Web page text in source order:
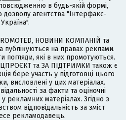
в будь-якій формі,
дозволу агентства "Інтерфакс-
Україна".
НОВИНИ КОМПАНІЙ та
на правах реклами.
погляди, які в них промотуються.
та ЗА ПІДТРИМКИ також є
бере участь у підготовці цього
висловлені у цих матеріалах.
за факти та оціночні
рекламних матеріалах. Згідно з
відповідальність за зміст
рекламодавець.